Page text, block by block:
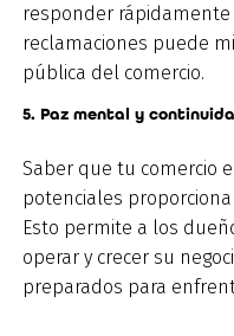
responder
reclamaciones puede
pública del comercio.
5. Paz mental y
Saber que tu comercio
potenciales
Esto permite a los
operar y crecer su
preparados para